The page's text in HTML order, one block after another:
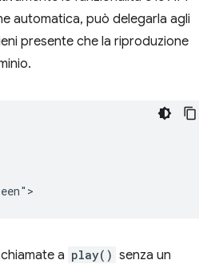
automatica, può delegarla agli
presente che la riproduzione
a play() senza un